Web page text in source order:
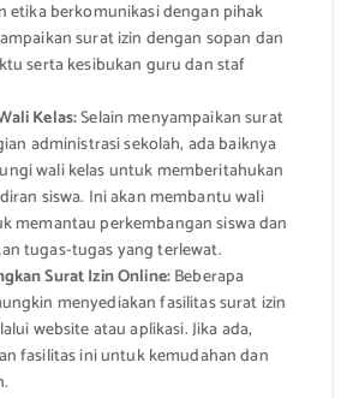
etika berkomunikasi dengan pihak
surat izin dengan sopan dan
serta kesibukan guru dan staf
Kelas:Selain menyampaikan surat
administrasi sekolah, ada baiknya
wali kelas untuk memberitahukan
siswa. Ini akan membantu wali
memantau perkembangan siswa dan
tugas-tugas yang terlewat.
Surat Izin Online:Beberapa
menyediakan fasilitas surat izin
website atau aplikasi. Jika ada,
fasilitas ini untuk kemudahan dan